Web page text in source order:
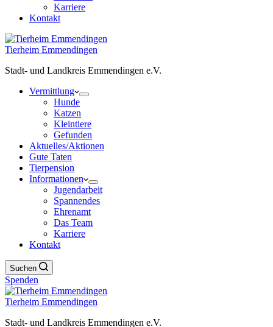
Karriere
Kontakt
Tierheim Emmendingen
Stadt- und Landkreis Emmendingen e.V.
Vermittlung
Hunde
Katzen
Kleintiere
Gefunden
Aktuelles/Aktionen
Gute Taten
Tierpension
Informationen
Jugendarbeit
Spannendes
Ehrenamt
Das Team
Karriere
Kontakt
Suchen
Spenden
Tierheim Emmendingen
Stadt- und Landkreis Emmendingen e.V.